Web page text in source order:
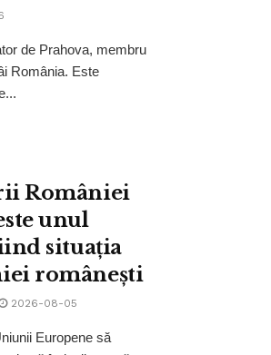
de Prahova, membru
România. Este
României
unul
situația
românești
2026-08-05
Europene să